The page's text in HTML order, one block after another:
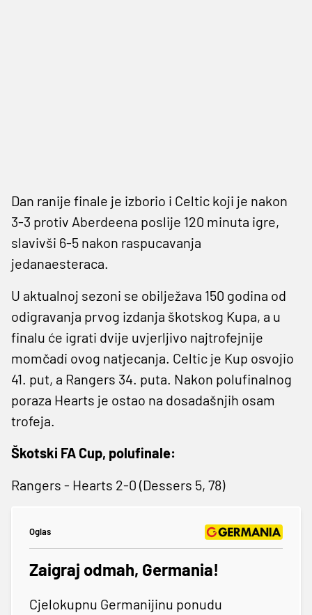
Dan ranije finale je izborio i Celtic koji je nakon
3-3 protiv Aberdeena poslije 120 minuta igre,
slavivši 6-5 nakon raspucavanja
jedanaesteraca.
U aktualnoj sezoni se obilježava 150 godina od
odigravanja prvog izdanja škotskog Kupa, a u
finalu će igrati dvije uvjerljivo najtrofejnije
momčadi ovog natjecanja. Celtic je Kup osvojio
41. put, a Rangers 34. puta. Nakon polufinalnog
poraza Hearts je ostao na dosadašnjih osam
trofeja.
Škotski FA Cup, polufinale:
Rangers - Hearts 2-0 (Dessers 5, 78)
Oglas
Zaigraj odmah, Germania!
Cjelokupnu Germanijinu ponudu